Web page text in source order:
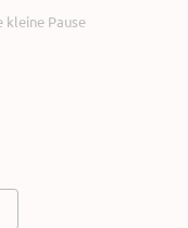
kleine Pause